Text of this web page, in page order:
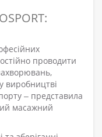
проводити
виробництві
‒ представила
масажний